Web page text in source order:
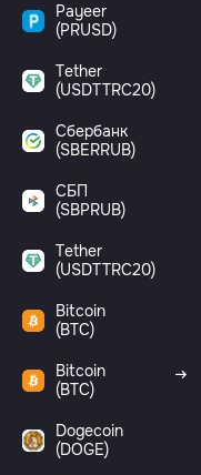
Payeer
(PRUSD)
Tether
(USDTTRC20)
Сбербанк
(SBERRUB)
СБП
(SBPRUB)
Tether
(USDTTRC20)
Bitcoin
(BTC)
Bitcoin
(BTC)
Dogecoin
(DOGE)